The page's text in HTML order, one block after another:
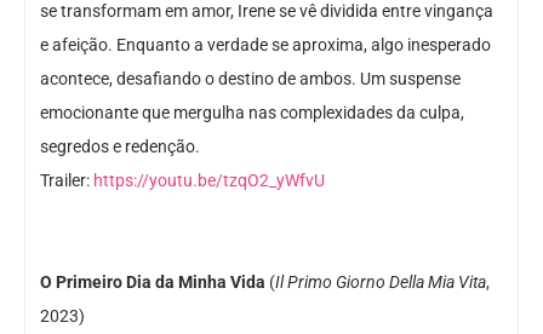
se transformam em amor, Irene se vê dividida entre vingança
e afeição. Enquanto a verdade se aproxima, algo inesperado
acontece, desafiando o destino de ambos. Um suspense
emocionante que mergulha nas complexidades da culpa,
segredos e redenção.
Trailer: https://youtu.be/tzqO2_yWfvU
O Primeiro Dia da Minha Vida (Il Primo Giorno Della Mia Vita,
2023)